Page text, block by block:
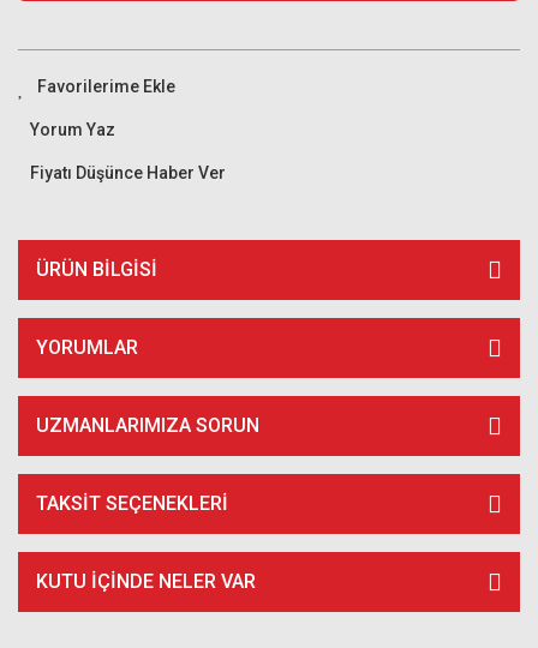
Yorum Yaz
Fiyatı Düşünce Haber Ver
ÜRÜN BILGISI
YORUMLAR
UZMANLARIMIZA SORUN
TAKSIT SEÇENEKLERI
KUTU İÇİNDE NELER VAR